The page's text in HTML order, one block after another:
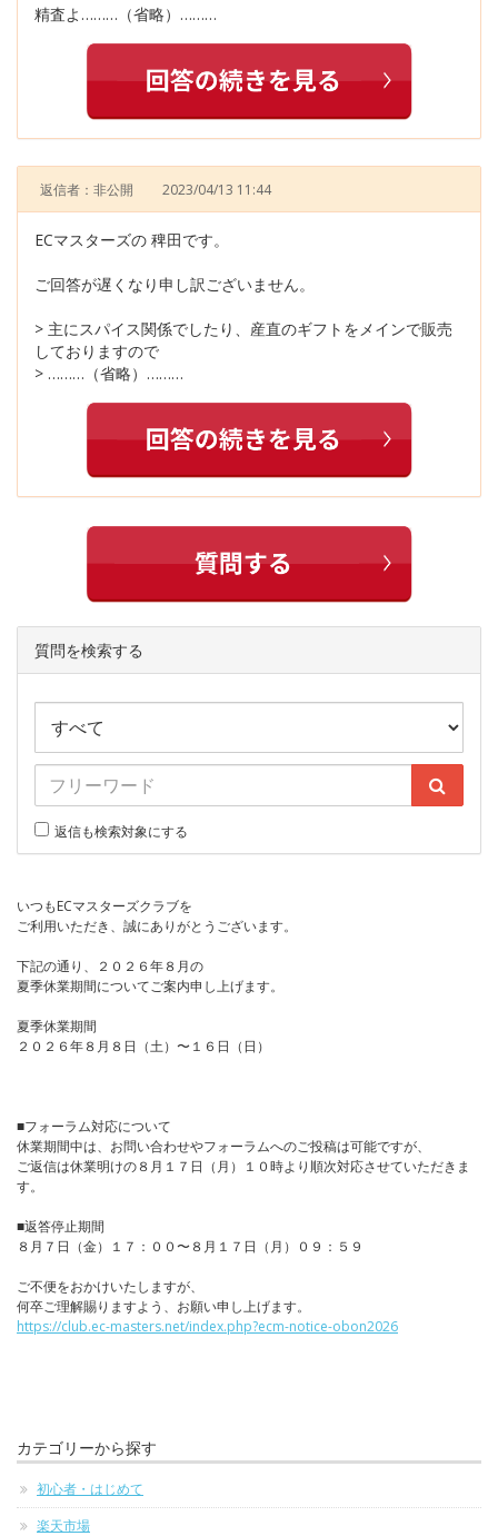
精査よ………（省略）………
返信者：非公開 2023/04/13 11:44
ECマスターズの 稗田です。
ご回答が遅くなり申し訳ございません。
> 主にスパイス関係でしたり、産直のギフトをメインで販売
しておりますので
> ………（省略）………
質問を検索する
返信も検索対象にする
いつもECマスターズクラブを
ご利用いただき、誠にありがとうございます。
下記の通り、２０２６年８月の
夏季休業期間についてご案内申し上げます。
夏季休業期間
２０２６年８月８日（土）〜１６日（日）
■フォーラム対応について
休業期間中は、お問い合わせやフォーラムへのご投稿は可能ですが、
ご返信は休業明けの８月１７日（月）１０時より順次対応させていただきま
す。
■返答停止期間
８月７日（金）１７：００〜８月１７日（月）０９：５９
ご不便をおかけいたしますが、
何卒ご理解賜りますよう、お願い申し上げます。
https://club.ec-masters.net/index.php?ecm-notice-obon2026
カテゴリーから探す
初心者・はじめて
楽天市場